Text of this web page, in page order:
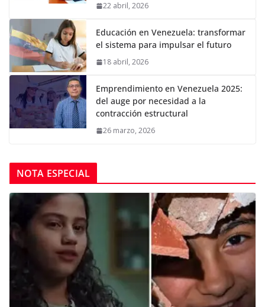
22 abril, 2026
Educación en Venezuela: transformar
el sistema para impulsar el futuro
18 abril, 2026
Emprendimiento en Venezuela 2025:
del auge por necesidad a la
contracción estructural
26 marzo, 2026
NOTA ESPECIAL